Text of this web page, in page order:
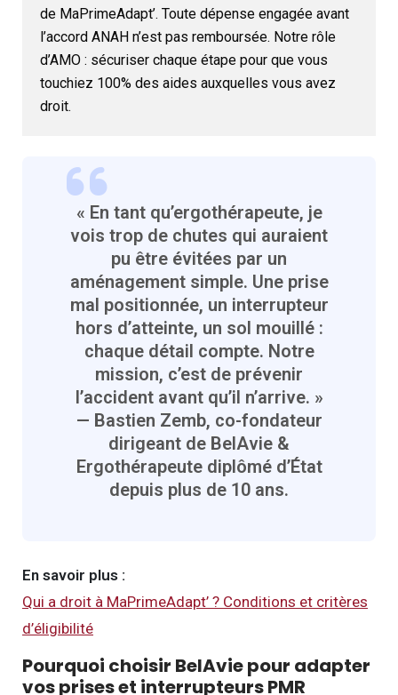
de MaPrimeAdapt’. Toute dépense engagée avant
l’accord ANAH n’est pas remboursée. Notre rôle
d’AMO : sécuriser chaque étape pour que vous
touchiez 100% des aides auxquelles vous avez
droit.
« En tant qu’ergothérapeute, je
vois trop de chutes qui auraient
pu être évitées par un
aménagement simple. Une prise
mal positionnée, un interrupteur
hors d’atteinte, un sol mouillé :
chaque détail compte. Notre
mission, c’est de prévenir
l’accident avant qu’il n’arrive. »
— Bastien Zemb, co-fondateur
dirigeant de BelAvie &
Ergothérapeute diplômé d’État
depuis plus de 10 ans.
En savoir plus :
Qui a droit à MaPrimeAdapt’ ? Conditions et critères
d’éligibilité
Pourquoi choisir BelAvie pour adapter
vos prises et interrupteurs PMR